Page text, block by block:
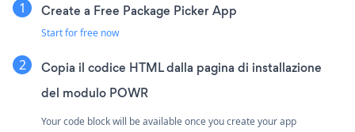
Create a Free Package Picker App
Start for free now
Copia il codice HTML dalla pagina di installazione
del modulo POWR
Your code block will be available once you create your app